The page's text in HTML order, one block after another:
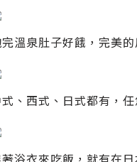
溫泉肚子好餓，完美
、西式、日式都有，
浴衣來吃飯，就有在